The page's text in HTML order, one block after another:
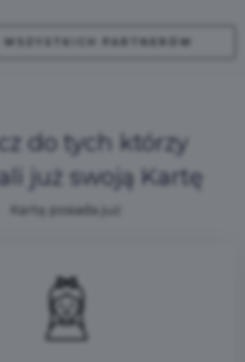
WSZYSTKICH PARTNERÓW
do tych którzy
już swoją Kartę
Kartę posiada już: